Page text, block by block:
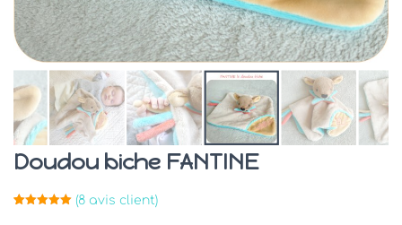
Doudou biche FANTINE
(8avis client)